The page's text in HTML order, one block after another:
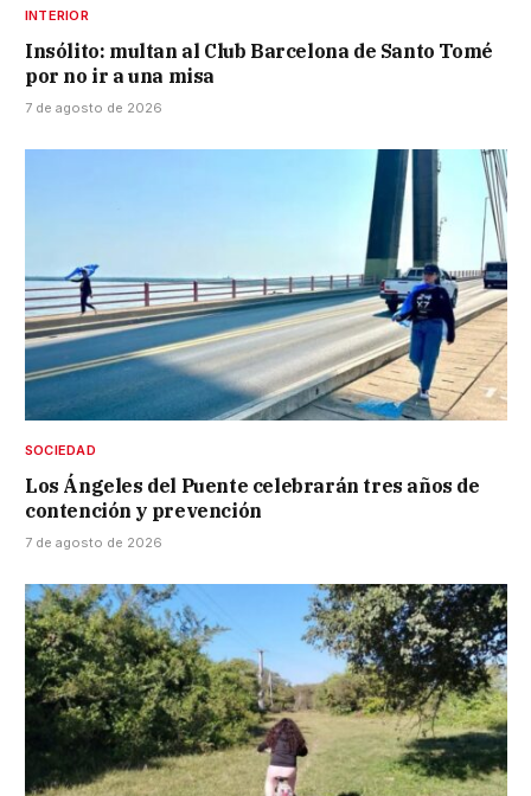
INTERIOR
Insólito: multan al Club Barcelona de Santo Tomé
por no ir a una misa
7 de agosto de 2026
SOCIEDAD
Los Ángeles del Puente celebrarán tres años de
contención y prevención
7 de agosto de 2026